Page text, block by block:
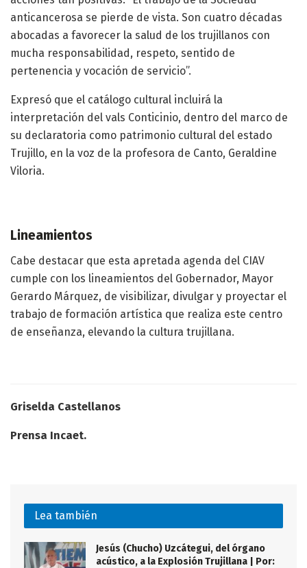
anticancerosa se pierde de vista. Son cuatro décadas
abocadas a favorecer la salud de los trujillanos con
mucha responsabilidad, respeto, sentido de
pertenencia y vocación de servicio”.
Expresó que el catálogo cultural incluirá la
interpretación del vals Conticinio, dentro del marco de
su declaratoria como patrimonio cultural del estado
Trujillo, en la voz de la profesora de Canto, Geraldine
Viloria.
Lineamientos
Cabe destacar que esta apretada agenda del CIAV
cumple con los lineamientos del Gobernador, Mayor
Gerardo Márquez, de visibilizar, divulgar y proyectar el
trabajo de formación artística que realiza este centro
de enseñanza, elevando la cultura trujillana.
Griselda Castellanos
Prensa Incaet.
Lea también
Jesús (Chucho) Uzcátegui, del órgano
acústico, a la Explosión Trujillana | Por: